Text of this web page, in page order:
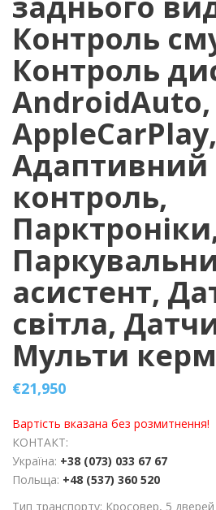
Контроль
Контроль
AndroidAuto,
AppleCarPlay,
Адаптивний
контроль,
асистент,
світла,
Мульти
€21,950
Вартість вказана без розмитнення!
КОНТАКТ:
Україна: +38 (073) 033 67 67
Польща: +48 (537) 360 520
Тип транспорту: Кросовер, 5 дверей